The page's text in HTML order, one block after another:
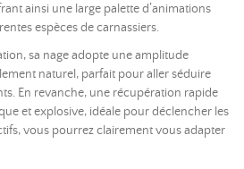
ainsi une large palette d’animations
espèces de carnassiers.
sa nage adopte une amplitude
naturel, parfait pour aller séduire
En revanche, une récupération rapide
et explosive, idéale pour déclencher les
vous pourrez clairement vous adapter